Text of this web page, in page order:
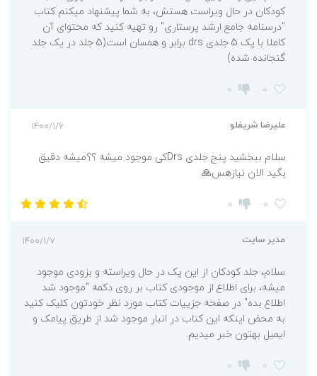
دستیابی سریع به مطالب و آمادگی برای آزمون‌های
کارشناسی ارشد، فینال و RN را بر اساس آخرین
سرفصل شورای عالی برنامه ریزی آموزش پزشکی
تدوین شده است. برخی از مهمترین ویژگی های
این کتاب به شرح زیر است:
دستیابی سریع به مطالب وآمادگی برای
آزمون‌های کارشناسی ارشد، فینال و RN
تدوین شده بر اساس آخرین سرفصل
شورای عالی برنامه ریزی آموزش پزشکی
مناسب برای شرکت در آزمون های
پرستاری
کتاب مرور جامع DRS روان پرستاری
با سبک ساده
و کاربردی، براسـاس پرسـتاری بـالینی در دو
بخـشروان 1 و 2 تألیف و گردآوری شده است. از
نکات برجسته و حایز اهمیت این کتاب، سـبک
نگـارش آن اسـت کـه درابتدای هر فصل مطالب به
کودکان در حال ویراست هستش، به شما پیشنهاد میکنم کتاب
"درسنامه جامع ارشد پرستاری" رو تهیه کنید که محتوای آن
کاملا با پک 5 جلدی drs برابر و همسان است(5 جلد در یک جلد
گنجانده شده)
0
0
علیرضا شریفلو 1400/1/6
سلام ببخشید پنج جلدی Drsکی موجود میشه ؟؟میشه دقیق
بگید الان نیازهس🙏
0
0
مدیر سایت 1400/1/7
سلام، جلد کودکان از این پک در حال ویراسته و بزودی موجود
میشه، برای اطلاع از موجودی کتاب بر روی دکمه "موجود شد
اطلاع بده" در صفحه جزییات کتاب مورد نظر خودتون کلیک کنید
به محض اینکه این کتاب در انبار موجود شد از طریق پیامک و
ایمیل بهتون خبر میدیم.
0
0